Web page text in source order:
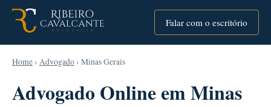
Falar com o escritório
Home› Advogado› Minas Gerais
Advogado Online em Minas